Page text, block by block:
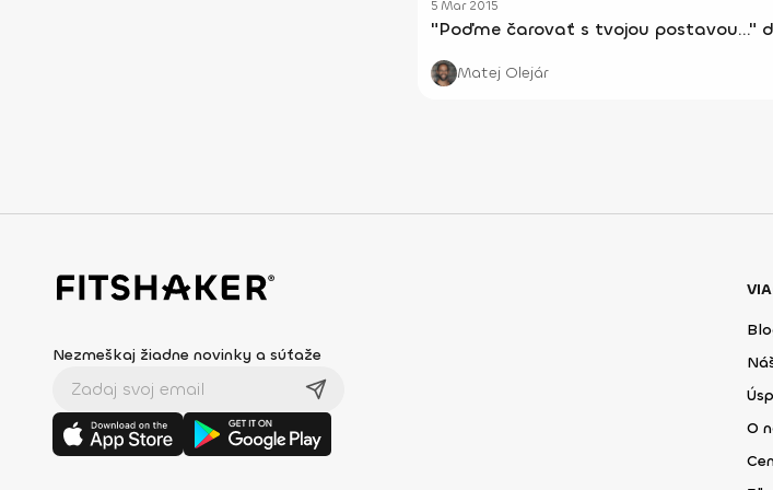
5 Mar 2015
"Poďme čarovať s tvojou postavou..."
Matej Olejár
Nezmeškaj žiadne novinky a súťaže
O